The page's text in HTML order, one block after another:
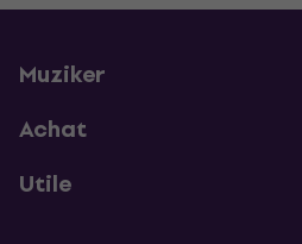
Muziker
Achat
Utile